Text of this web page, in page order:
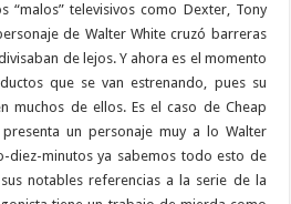
“malos” televisivos como Dexter, Tony
de Walter White cruzó barreras
de lejos. Y ahora es el momento
que se van estrenando, pues su
muchos de ellos. Es el caso de Cheap
un personaje muy a lo Walter
diez-minutos ya sabemos todo esto de
notables referencias a la serie de la